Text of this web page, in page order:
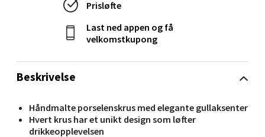
Beskrivelse
Håndmalte porselenskrus med elegante gullaksenter
Hvert krus har et unikt design som løfter
drikkeopplevelsen
Prisløfte
Last ned appen og få
velkomstkupong
Bolagsgata 1, 8514 Narvik
Åpent i dag 10-20
0 i butikk